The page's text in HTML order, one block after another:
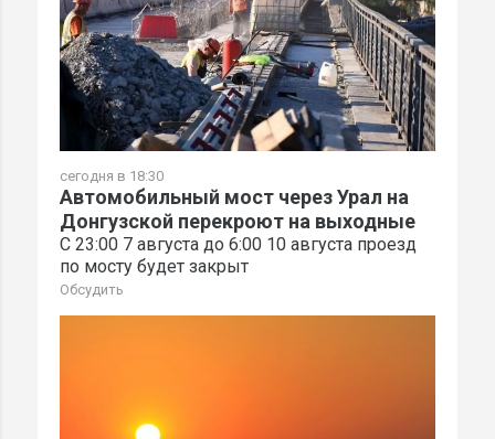
сегодня в 18:30
Автомобильный мост через Урал на
Донгузской перекроют на выходные
С 23:00 7 августа до 6:00 10 августа проезд
по мосту будет закрыт
Обсудить